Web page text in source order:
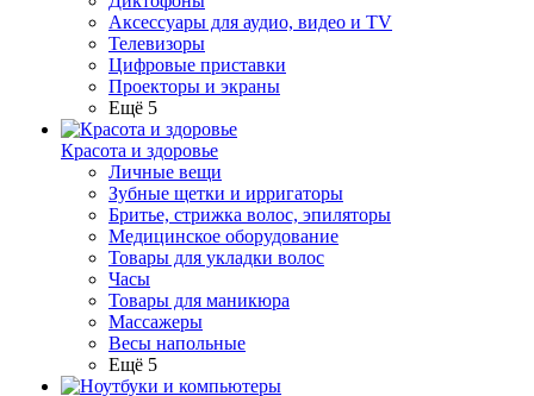
Аксессуары для аудио, видео и TV
Телевизоры
Цифровые приставки
Проекторы и экраны
Ещё 5
Красота и здоровье
Личные вещи
Зубные щетки и ирригаторы
Бритье, стрижка волос, эпиляторы
Медицинское оборудование
Товары для укладки волос
Часы
Товары для маникюра
Массажеры
Весы напольные
Ещё 5